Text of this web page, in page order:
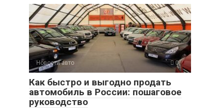
Новости авто 0
Как быстро и выгодно продать
автомобиль в России: пошаговое
руководство